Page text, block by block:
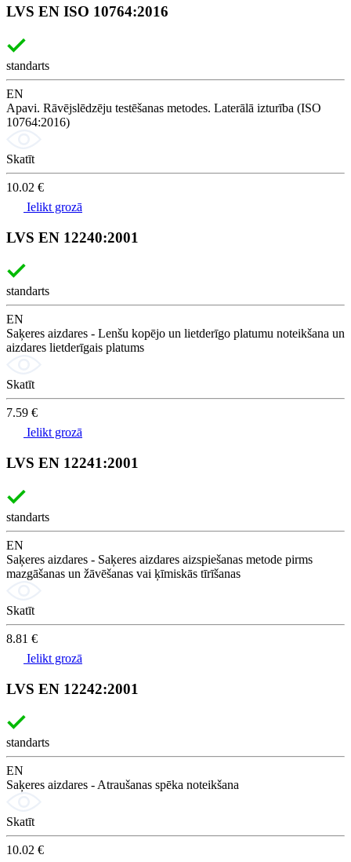
LVS EN ISO 10764:2016
standarts
EN
Apavi. Rāvējslēdzēju testēšanas metodes. Laterālā izturība (ISO
10764:2016)
Skatīt
10.02 €
Ielikt grozā
LVS EN 12240:2001
standarts
EN
Saķeres aizdares - Lenšu kopējo un lietderīgo platumu noteikšana un
aizdares lietderīgais platums
Skatīt
7.59 €
Ielikt grozā
LVS EN 12241:2001
standarts
EN
Saķeres aizdares - Saķeres aizdares aizspiešanas metode pirms
mazgāšanas un žāvēšanas vai ķīmiskās tīrīšanas
Skatīt
8.81 €
Ielikt grozā
LVS EN 12242:2001
standarts
EN
Saķeres aizdares - Atraušanas spēka noteikšana
Skatīt
10.02 €